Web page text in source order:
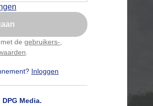
de gebruikers-
Inloggen
Media.
de popup
later
elke dag deze pop-up
te passen